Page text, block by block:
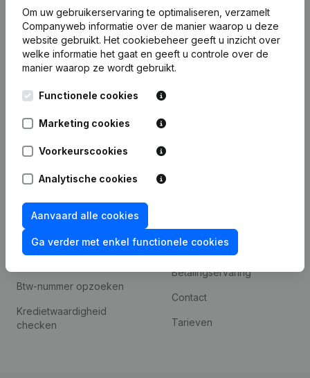
Om uw gebruikerservaring te optimaliseren, verzamelt
Companyweb informatie over de manier waarop u deze
website gebruikt. Het cookiebeheer geeft u inzicht over
welke informatie het gaat en geeft u controle over de
manier waarop ze wordt gebruikt.
Functionele cookies
Marketing cookies
Voorkeurscookies
Analytische cookies
Aanvaard alle cookies
Ga verder met enkel functionele cookies
Nederlands
Kantorenpark Everest
248D,
Bedrijfsinformatie
Monitoring
Internationaal zoeken
Compliance &
fraudepreventie
Btw-nummer opzoeken
Kredietwaardigheid
checken
Integraties op maat
Betalingservaring
Contact
Tarieven